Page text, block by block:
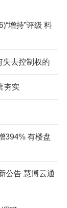
增持”评级 料
失去控制权的
夯实
394% 有楼盘
公告 慧博云通